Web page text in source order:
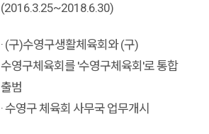
(2016.3.25~2018.6.30)
· (구)수영구생활체육회와 (구)
수영구체육회를 '수영구체육회'로 통합
출범
· 수영구 체육회 사무국 업무개시